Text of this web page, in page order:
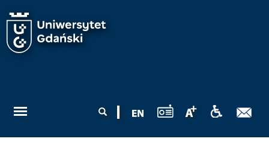
wyszukiwania